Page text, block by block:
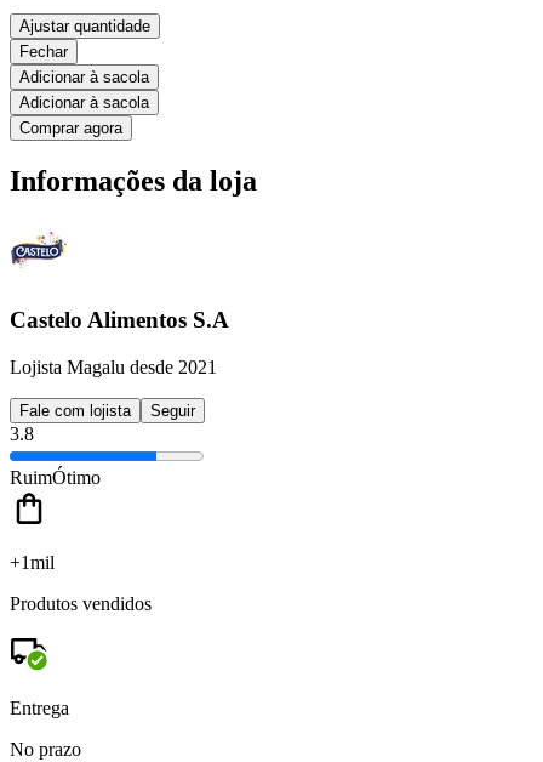
Ajustar quantidade
Fechar
Adicionar à sacola
Adicionar à sacola
Comprar agora
Informações da loja
Castelo Alimentos S.A
Lojista Magalu desde 2021
Fale com lojista Seguir
3.8
RuimÓtimo
+1mil
Produtos vendidos
Entrega
No prazo